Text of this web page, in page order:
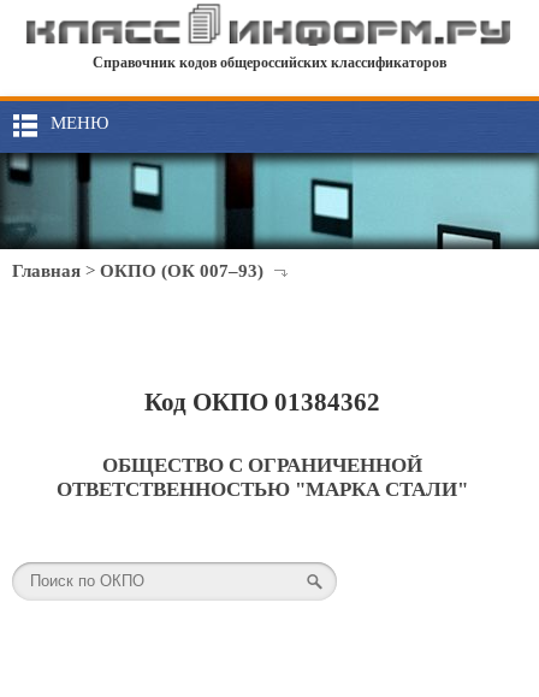
Справочник кодов общероссийских классификаторов
МЕНЮ
Главная > ОКПО (ОК 007–93)
Код ОКПО 01384362
ОБЩЕСТВО С ОГРАНИЧЕННОЙ
ОТВЕТСТВЕННОСТЬЮ "МАРКА СТАЛИ"